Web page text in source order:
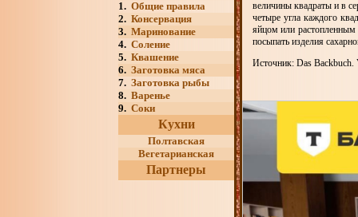
1. Общие правила
2. Консервация
3. Маринование
4. Соление
5. Квашение
6. Заготовка мяса
7. Заготовка рыбы
8. Варенье
9. Соки
Кухни
Полтавская
Вегетарианская
Партнеры
величины квадраты и в
четыре угла каждого
яйцом или растопленным
посыпать изделия
Источник: Das Backbuch.